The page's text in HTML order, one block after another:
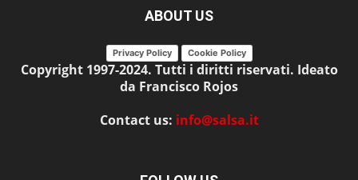
ABOUT US
Privacy Policy Cookie Policy
Copyright 1997-2024. Tutti i diritti riservati. Ideato
da Francisco Rojos
Contact us: info@salsa.it